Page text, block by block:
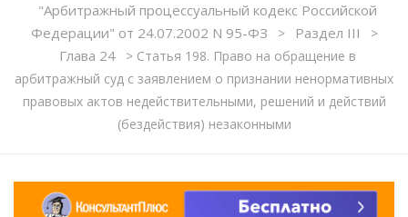
"Арбитражный процессуальный кодекс Российской
Федерации" от 24.07.2002 N 95-ФЗ
> Раздел III >
Глава 24 >Статья 198. Право на обращение в
арбитражный суд с заявлением о признании ненормативных
правовых актов недействительными, решений и действий
(бездействия) незаконными